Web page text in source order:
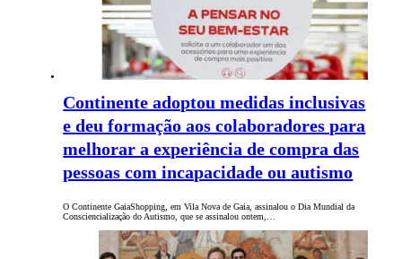
Continente adoptou medidas inclusivas
e deu formação aos colaboradores para
melhorar a experiência de compra das
pessoas com incapacidade ou autismo
O Continente GaiaShopping, em Vila Nova de Gaia, assinalou o Dia Mundial da
Consciencialização do Autismo, que se assinalou ontem,…